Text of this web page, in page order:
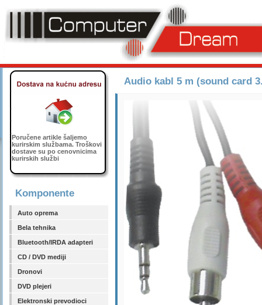
Poručene artikle šaljemo
kurirskim službama. Troškovi
dostave su po cenovnicima
kurirskih službi
Komponente
Auto oprema
Bela tehnika
Bluetooth/IRDA adapteri
CD / DVD mediji
Dronovi
DVD plejeri
Elektronski prevodioci
Audio kabl 5 m (sound card